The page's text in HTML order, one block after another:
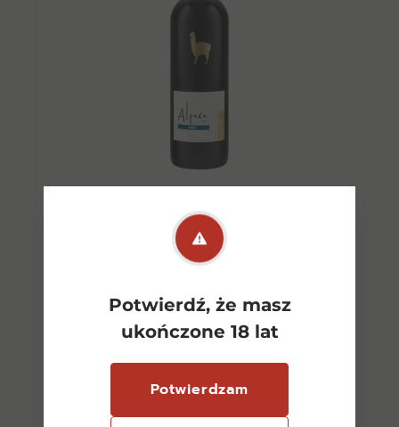
Potwierdź, że masz
ukończone 18 lat
Potwierdzam
Alpaca Merlot 0,75l CW
30,00zł
Dowiedz się więcej